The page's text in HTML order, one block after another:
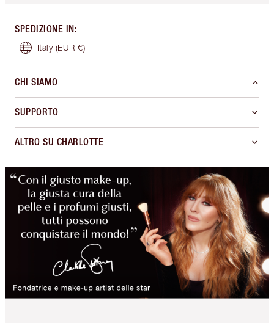
SPEDIZIONE IN:
Italy (EUR €)
CHI SIAMO
SUPPORTO
ALTRO SU CHARLOTTE